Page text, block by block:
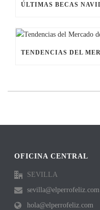
OFICINA CENTRAL
SEVILLA
sevilla@elperrofeliz.com
hola@elperrofeliz.com